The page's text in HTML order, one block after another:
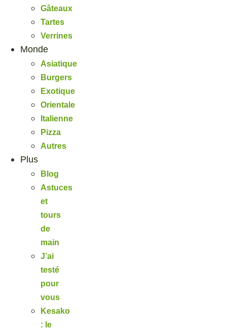
Gâteaux
Tartes
Verrines
Monde
Asiatique
Burgers
Exotique
Orientale
Italienne
Pizza
Autres
Plus
Blog
Astuces
et
tours
de
main
J’ai
testé
pour
vous
Kesako
: le